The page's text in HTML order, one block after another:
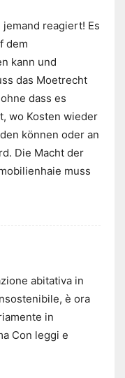
reagiert! Es
dem
kann und
das Moetrecht
dass es
wo Kosten wieder
können oder an
Die Macht der
muss
abitativa in
è ora
in
Con leggi e